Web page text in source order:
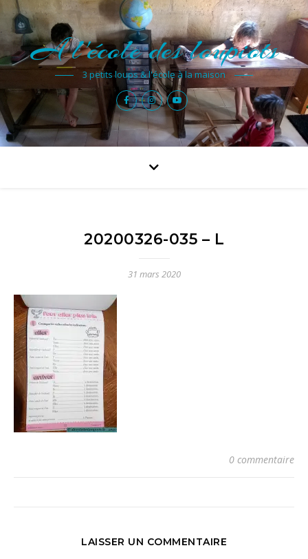
A l'école des loupiots
3 petits loups & l'école à la maison
20200326-035 – L
31 mars 2020
0 commentaire
LAISSER UN COMMENTAIRE